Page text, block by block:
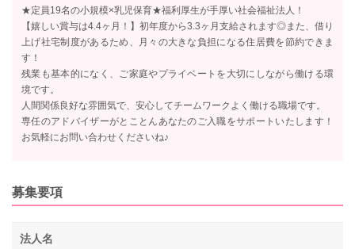
★定員19名の小規模×乳児保育★福利厚生が手厚い社会福祉法人！
【嬉しい賞与は4.4ヶ月！】初年度から3.3ヶ月支給されます◎また、借り
上げ社宅制度があるため、月々の大きな負担になる住居費を節約できま
す！
残業も基本的になく、ご家庭やプライベートを大切にしながら働ける環
境です。
人間関係良好な雰囲気で、安心してチームワークよく働ける職場です。
専任のアドバイザーがとことんあなたのご入職をサポートいたします！
お気軽にお問い合わせくださいね♪
募集要項
法人名